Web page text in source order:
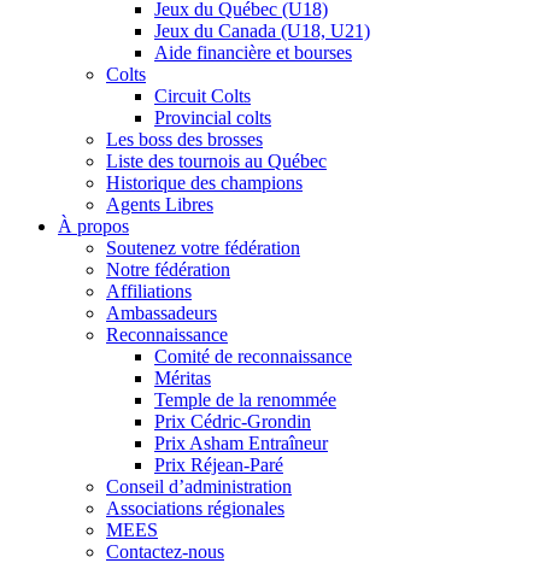
Jeux du Québec (U18)
Jeux du Canada (U18, U21)
Aide financière et bourses
Colts
Circuit Colts
Provincial colts
Les boss des brosses
Liste des tournois au Québec
Historique des champions
Agents Libres
À propos
Soutenez votre fédération
Notre fédération
Affiliations
Ambassadeurs
Reconnaissance
Comité de reconnaissance
Méritas
Temple de la renommée
Prix Cédric-Grondin
Prix Asham Entraîneur
Prix Réjean-Paré
Conseil d’administration
Associations régionales
MEES
Contactez-nous